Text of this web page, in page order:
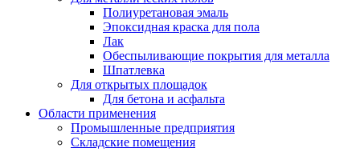
Полиуретановая эмаль
Эпоксидная краска для пола
Лак
Обеспыливающие покрытия для металла
Шпатлевка
Для открытых площадок
Для бетона и асфальта
Области применения
Промышленные предприятия
Складские помещения